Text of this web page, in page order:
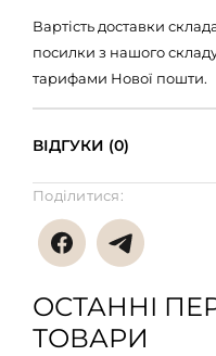
Вартість доставки
посилки з нашого
тарифами Нової пошти.
ВІДГУКИ (0)
Поділитися:
ОСТАННІ
ТОВАРИ